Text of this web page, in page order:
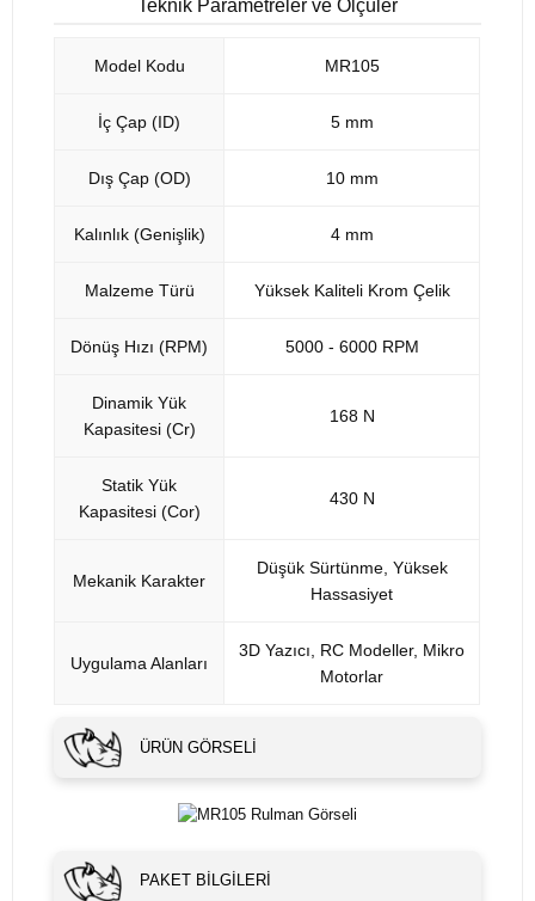
Teknik Parametreler ve Ölçüler
Model Kodu MR105
İç Çap (ID) 5 mm
Dış Çap (OD) 10 mm
Kalınlık (Genişlik) 4 mm
Malzeme Türü Yüksek Kaliteli Krom Çelik
Dönüş Hızı (RPM) 5000 - 6000 RPM
Dinamik Yük
Kapasitesi (Cr)
168 N
Statik Yük
Kapasitesi (Cor)
430 N
Mekanik Karakter
Düşük Sürtünme, Yüksek
Hassasiyet
Uygulama Alanları
3D Yazıcı, RC Modeller, Mikro
Motorlar
ÜRÜN GÖRSELI
PAKET BILGILERI